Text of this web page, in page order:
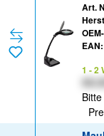
Art.
EAN:
1 - 2
Bitte